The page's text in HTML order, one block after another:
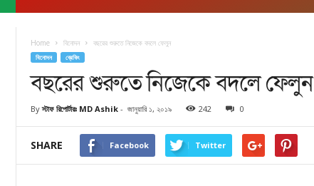
Home বিনোদন বছরের শুরুতে নিজেকে বদলে ফেলুন
বিনোদন ব্রেকিং
বছরের শুরুতে নিজেকে বদলে ফেলুন
By স্টাফ রিপোর্টারঃ MD Ashik - জানুয়ারি ১, ২০১৯ 242 0
SHARE Facebook Twitter